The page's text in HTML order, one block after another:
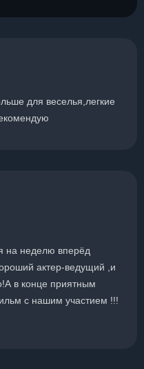
для веселья,легкие
на неделю вперёд
актер-ведущий ,и
в конце приятным
с нашим участием !!!